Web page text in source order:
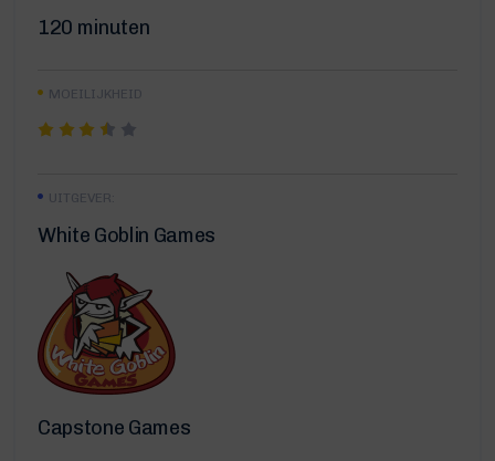
120 minuten
MOEILIJKHEID
UITGEVER:
White Goblin Games
Capstone Games